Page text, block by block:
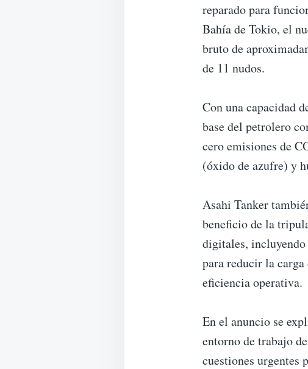
reparado para
Bahía de Tokio, el
bruto de
de 11 nudos.
Con una capacidad
base del petrolero
cero emisiones de
(óxido de azufre) y
Asahi Tanker
beneficio de la
digitales, incluyendo
para reducir la
eficiencia operativa.
En el anuncio se
entorno de trabajo
cuestiones urgentes